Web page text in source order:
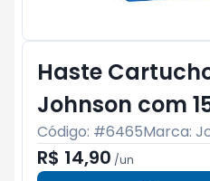
Haste
Johnson com
Código: #6465Marca:
R$ 14,90 /un